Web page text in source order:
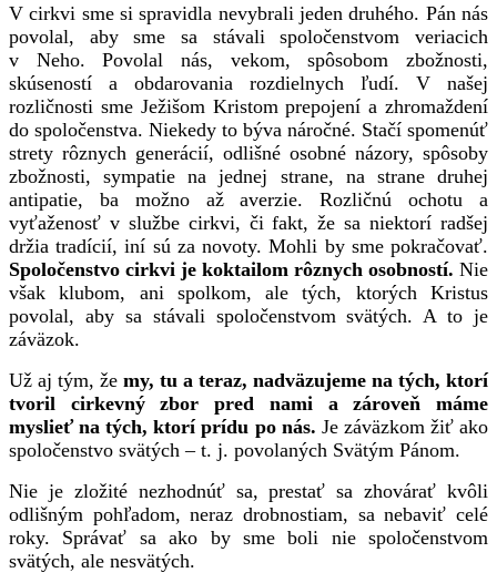
V cirkvi sme si spravidla nevybrali jeden druhého. Pán nás
povolal, aby sme sa stávali spoločenstvom veriacich
v Neho. Povolal nás, vekom, spôsobom zbožnosti,
skúseností a obdarovania rozdielnych ľudí. V našej
rozličnosti sme Ježišom Kristom prepojení a zhromaždení
do spoločenstva. Niekedy to býva náročné. Stačí spomenúť
strety rôznych generácií, odlišné osobné názory, spôsoby
zbožnosti, sympatie na jednej strane, na strane druhej
antipatie, ba možno až averzie. Rozličnú ochotu a
vyťaženosť v službe cirkvi, či fakt, že sa niektorí radšej
držia tradícií, iní sú za novoty. Mohli by sme pokračovať.
Spoločenstvo cirkvi je koktailom rôznych osobností. Nie
však klubom, ani spolkom, ale tých, ktorých Kristus
povolal, aby sa stávali spoločenstvom svätých. A to je
záväzok.
Už aj tým, že my, tu a teraz, nadväzujeme na tých, ktorí
tvoril cirkevný zbor pred nami a zároveň máme
myslieť na tých, ktorí prídu po nás. Je záväzkom žiť ako
spoločenstvo svätých – t. j. povolaných Svätým Pánom.
Nie je zložité nezhodnúť sa, prestať sa zhovárať kvôli
odlišným pohľadom, neraz drobnostiam, sa nebaviť celé
roky. Správať sa ako by sme boli nie spoločenstvom
svätých, ale nesvätých.